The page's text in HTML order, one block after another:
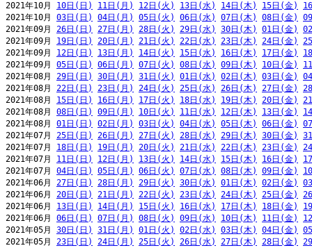
2021年10月 10日(日) 11日(月) 12日(火) 13日(水) 14日(木) 15日(金)
2021年10月 03日(日) 04日(月) 05日(火) 06日(水) 07日(木) 08日(金)
2021年09月 26日(日) 27日(月) 28日(火) 29日(水) 30日(木) 01日(金)
2021年09月 19日(日) 20日(月) 21日(火) 22日(水) 23日(木) 24日(金)
2021年09月 12日(日) 13日(月) 14日(火) 15日(水) 16日(木) 17日(金)
2021年09月 05日(日) 06日(月) 07日(火) 08日(水) 09日(木) 10日(金)
2021年08月 29日(日) 30日(月) 31日(火) 01日(水) 02日(木) 03日(金)
2021年08月 22日(日) 23日(月) 24日(火) 25日(水) 26日(木) 27日(金)
2021年08月 15日(日) 16日(月) 17日(火) 18日(水) 19日(木) 20日(金)
2021年08月 08日(日) 09日(月) 10日(火) 11日(水) 12日(木) 13日(金)
2021年08月 01日(日) 02日(月) 03日(火) 04日(水) 05日(木) 06日(金)
2021年07月 25日(日) 26日(月) 27日(火) 28日(水) 29日(木) 30日(金)
2021年07月 18日(日) 19日(月) 20日(火) 21日(水) 22日(木) 23日(金)
2021年07月 11日(日) 12日(月) 13日(火) 14日(水) 15日(木) 16日(金)
2021年07月 04日(日) 05日(月) 06日(火) 07日(水) 08日(木) 09日(金)
2021年06月 27日(日) 28日(月) 29日(火) 30日(水) 01日(木) 02日(金)
2021年06月 20日(日) 21日(月) 22日(火) 23日(水) 24日(木) 25日(金)
2021年06月 13日(日) 14日(月) 15日(火) 16日(水) 17日(木) 18日(金)
2021年06月 06日(日) 07日(月) 08日(火) 09日(水) 10日(木) 11日(金)
2021年05月 30日(日) 31日(月) 01日(火) 02日(水) 03日(木) 04日(金)
2021年05月 23日(日) 24日(月) 25日(火) 26日(水) 27日(木) 28日(金)